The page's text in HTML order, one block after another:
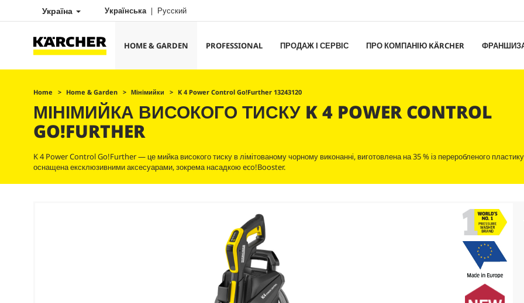
Україна Українська Русский
HOME & GARDEN PROFESSIONAL ПРОДАЖ І СЕРВІС ПРО КОМПАНІЮ KÄRCHER
Home Home & Garden Мінімийки K 4 Power Control Go!Further 13243120
МІНІМИЙКА ВИСОКОГО ТИСКУ K 4 POWER CONTROL
GO!FURTHER
K 4 Power Control Go!Further — це мийка високого тиску в лімітованому чорному виконанні, виготовлена на 35 % із переробленого
оснащена ексклюзивними аксесуарами, зокрема насадкоюeco!Booster.